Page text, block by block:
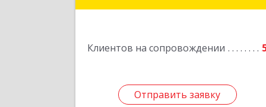
Клиентов на сопровождении
Отправить заявку
Отправить заявку